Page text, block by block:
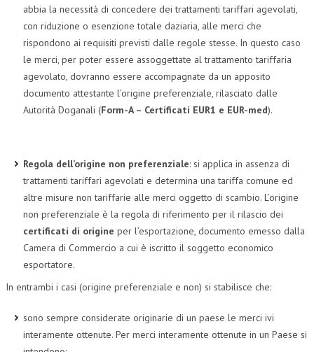
CORPORATE SOCIAL RESPONSIBILITY
INTERNAZIONALIZZAZIONE
RISORSE UMANE
TREASURY IN FINANCIAL SERVICES
SVILUPPO SOSTENIBILE
L’UMANISTA
DIRITTO
DIRITTO PENALE D’IMPRESA
abbia la necessità di concedere dei trattamenti tariffari agevolati,
con riduzione o esenzione totale daziaria, alle merci che
rispondono ai requisiti previsti dalle regole stesse. In questo caso
le merci, per poter essere assoggettate al trattamento tariffaria
agevolato, dovranno essere accompagnate da un apposito
documento attestante l’origine preferenziale, rilasciato dalle
Autorità Doganali (Form-A – Certificati EUR1 e EUR-med).
Regola dell’origine non preferenziale: si applica in assenza di
trattamenti tariffari agevolati e determina una tariffa comune ed
altre misure non tariffarie alle merci oggetto di scambio. L’origine
non preferenziale è la regola di riferimento per il rilascio dei
certificati di origine per l’esportazione, documento emesso dalla
Camera di Commercio a cui è iscritto il soggetto economico
esportatore.
In entrambi i casi (origine preferenziale e non) si stabilisce che:
sono sempre considerate originarie di un paese le merci ivi
interamente ottenute. Per merci interamente ottenute in un Paese si